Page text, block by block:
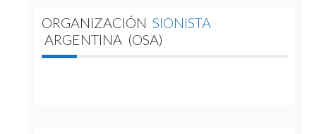
ORGANIZACIÓN SIONISTA
ARGENTINA (OSA)